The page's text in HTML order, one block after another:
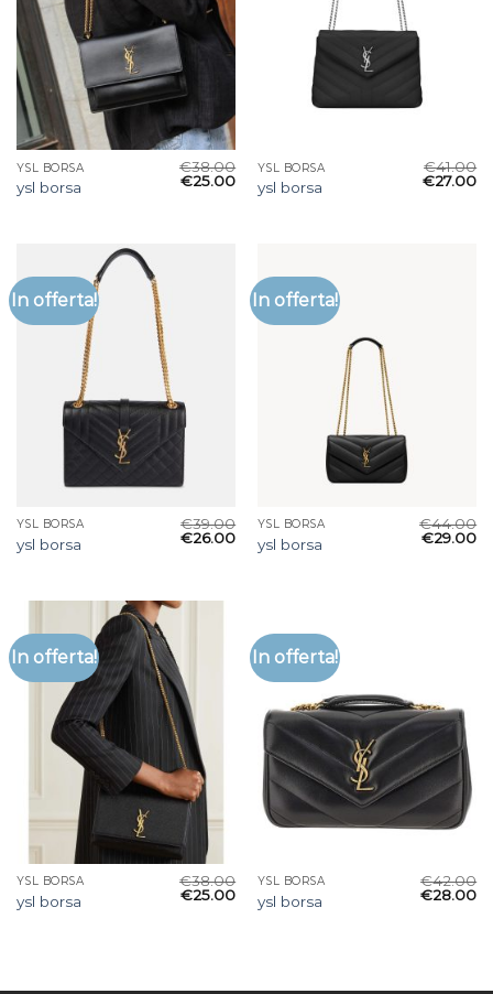
YSL BORSA
ysl borsa
€38.00
€25.00
YSL BORSA
ysl borsa
€41.00
€27.00
In offerta!
YSL BORSA
ysl borsa
€39.00
€26.00
In offerta!
YSL BORSA
ysl borsa
€44.00
€29.00
In offerta!
YSL BORSA
ysl borsa
€38.00
€25.00
In offerta!
YSL BORSA
ysl borsa
€42.00
€28.00